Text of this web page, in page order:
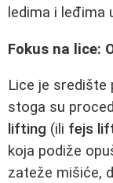
ledima i leđima
Fokus na lice:
Lice je središte
stoga su
lifting (ili fejs
koja podiže
zateže mišiće,